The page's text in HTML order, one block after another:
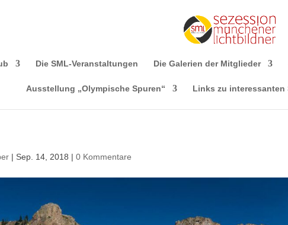
Die SML-Veranstaltungen Die Galerien der Mitglieder
Ausstellung „Olympische Spuren“ Links zu interessanten
| Sep. 14, 2018 | 0 Kommentare